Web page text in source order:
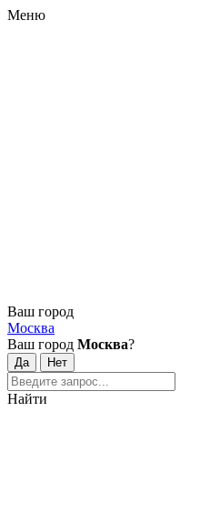
Меню
Ваш город
Москва
Ваш город Москва?
Найти